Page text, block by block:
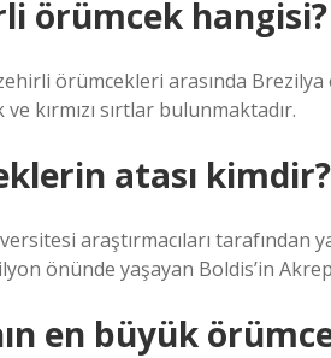
örümcek hangisi?
örümcekleri arasında
kırmızı sırtlar bulunmaktadır.
atası kimdir?
araştırmacıları tarafından
önünde yaşayan Boldis’in
en büyük